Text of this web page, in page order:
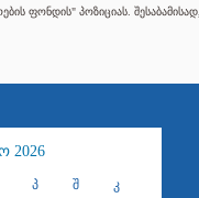
ფონდის" პოზიციას. შესაბამისად,
2026
პ შ კ